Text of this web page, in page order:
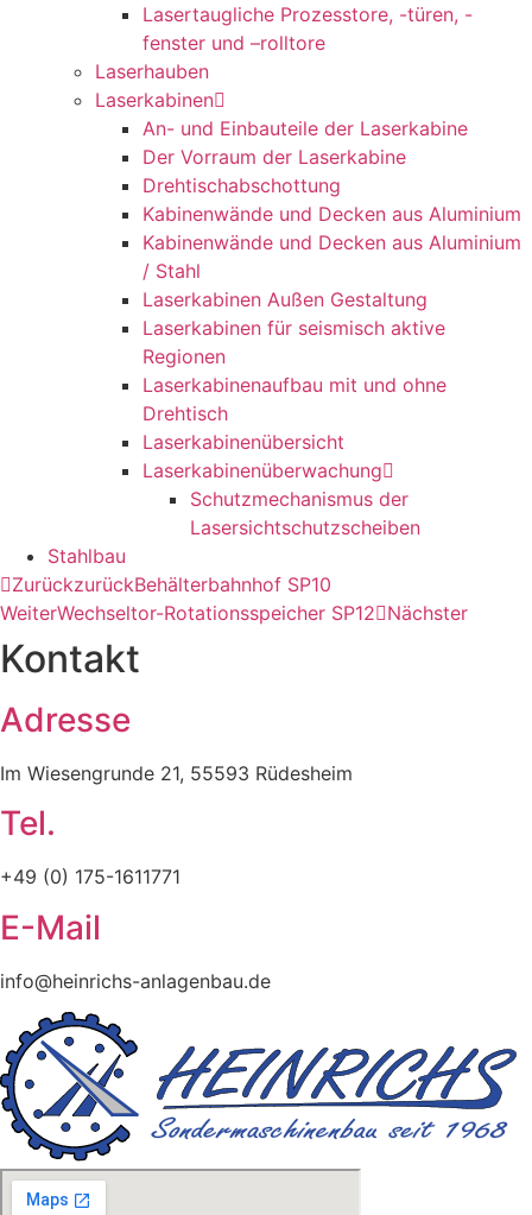
Lasertaugliche Prozesstore, -türen, -
fenster und –rolltore
Laserhauben
Laserkabinen
An- und Einbauteile der Laserkabine
Der Vorraum der Laserkabine
Drehtischabschottung
Kabinenwände und Decken aus Aluminium
Kabinenwände und Decken aus Aluminium
/ Stahl
Laserkabinen Außen Gestaltung
Laserkabinen für seismisch aktive
Regionen
Laserkabinenaufbau mit und ohne
Drehtisch
Laserkabinenübersicht
Laserkabinenüberwachung
Schutzmechanismus der
Lasersichtschutzscheiben
Stahlbau
ZurückzurückBehälterbahnhof SP10
WeiterWechseltor-Rotationsspeicher SP12 Nächster
Kontakt
Adresse
Im Wiesengrunde 21, 55593 Rüdesheim
Tel.
+49 (0) 175-1611771
E-Mail
info@heinrichs-anlagenbau.de